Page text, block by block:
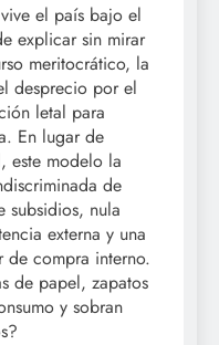
el país bajo el
explicar sin mirar
meritocrático, la
desprecio por el
letal para
En lugar de
este modelo la
de
subsidios, nula
externa y una
compra interno.
de papel, zapatos
y sobran